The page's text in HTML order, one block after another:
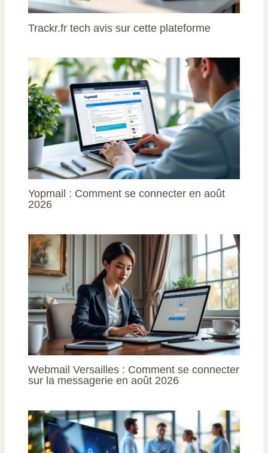
Trackr.fr tech avis sur cette plateforme
Yopmail : Comment se connecter en août
2026
Webmail Versailles : Comment se connecter
sur la messagerie en août 2026